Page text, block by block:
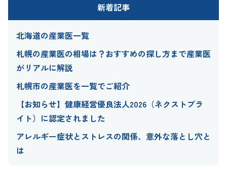
新着記事
北海道の産業医一覧
札幌の産業医の相場は？おすすめの探し方まで産業医
がリアルに解説
札幌市の産業医を一覧でご紹介
【お知らせ】健康経営優良法人2026（ネクストブラ
イト）に認定されました
アレルギー症状とストレスの関係、意外な落とし穴と
は